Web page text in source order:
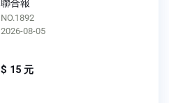
聯合報
NO.1892
2026-08-05
$ 15 元